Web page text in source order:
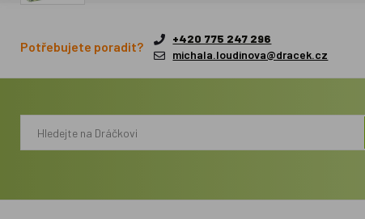
Potřebujete poradit?
+420 775 247 296
michala.loudinova@dracek.cz